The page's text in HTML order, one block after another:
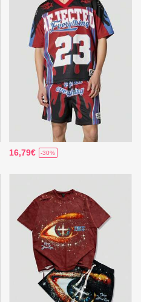
16,79€ -30%